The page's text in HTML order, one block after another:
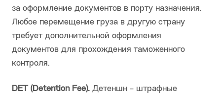
за оформление документов в порту назначения.
Любое перемещение груза в другую страну
требует дополнительной оформления
документов для прохождения таможенного
контроля.
DET (Detention Fee). Детеншн - штрафные